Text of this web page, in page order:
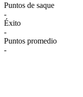
Puntos de saque
-
Éxito
-
Puntos promedio
-